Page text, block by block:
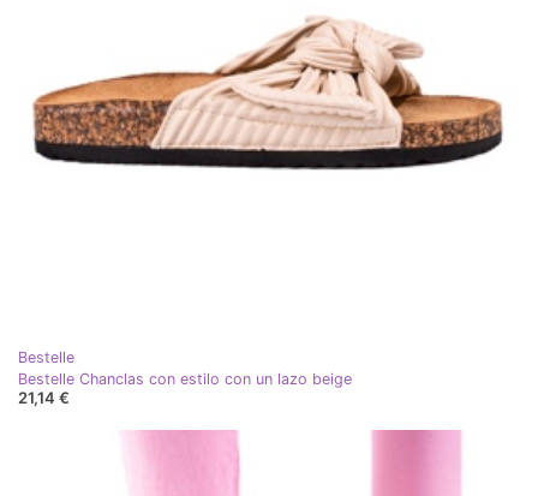
Bestelle
Bestelle Chanclas con estilo con un lazo beige
21,14 €